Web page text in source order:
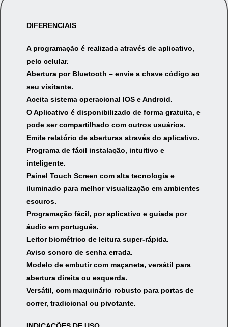
DIFERENCIAIS
A programação é realizada através de aplicativo,
pelo celular.
Abertura por Bluetooth – envie a chave código ao
seu visitante.
Aceita sistema operacional IOS e Android.
O Aplicativo é disponibilizado de forma gratuita, e
pode ser compartilhado com outros usuários.
Emite relatório de aberturas através do aplicativo.
Programa de fácil instalação, intuitivo e
inteligente.
Painel Touch Screen com alta tecnologia e
iluminado para melhor visualização em ambientes
escuros.
Programação fácil, por aplicativo e guiada por
áudio em português.
Leitor biométrico de leitura super-rápida.
Aviso sonoro de senha errada.
Modelo de embutir com maçaneta, versátil para
abertura direita ou esquerda.
Versátil, com maquinário robusto para portas de
correr, tradicional ou pivotante.